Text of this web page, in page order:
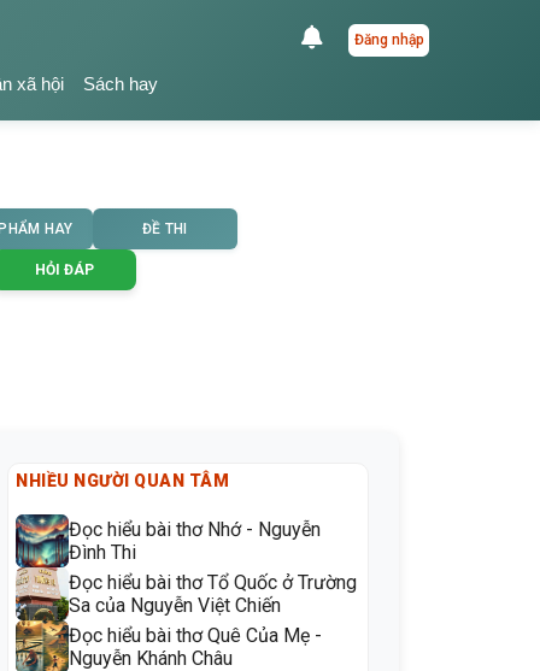
Đăng nhập
xã hội Sách hay
HAY ĐỀ THI
HỎI ĐÁP
NHIỀU NGƯỜI QUAN TÂM
Đọc hiểu bài thơ Nhớ - Nguyễn
Đình Thi
Đọc hiểu bài thơ Tổ Quốc ở Trường
Sa của Nguyễn Việt Chiến
Đọc hiểu bài thơ Quê Của Mẹ -
Nguyễn Khánh Châu